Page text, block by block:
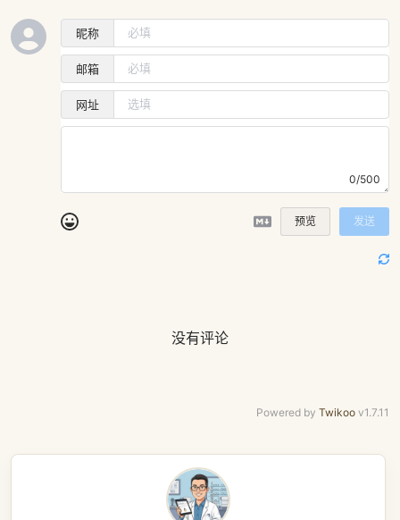
昵称
邮箱
网址
0/500
预览 发送
没有评论
Powered by Twikoo v1.7.11